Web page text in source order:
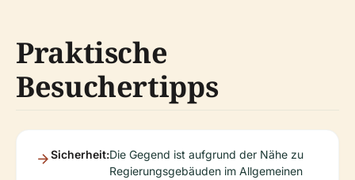
Praktische
Besuchertipps
Sicherheit:Die Gegend ist aufgrund der Nähe zu
Regierungsgebäuden im Allgemeinen